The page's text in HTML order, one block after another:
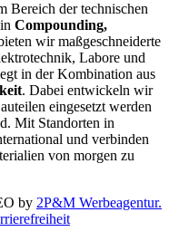
Bereich der technischen
Compounding,
wir maßgeschneiderte
Labore und
in der Kombination aus
. Dabei entwickeln wir
eingesetzt werden
Mit Standorten in
und verbinden
von morgen zu
by 2P&M Werbeagentur.